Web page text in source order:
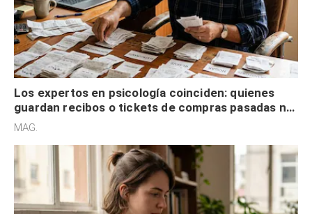
Los expertos en psicología coinciden: quienes
guardan recibos o tickets de compras pasadas no
son acumuladores, sino que tienen necesidad de
MAG.